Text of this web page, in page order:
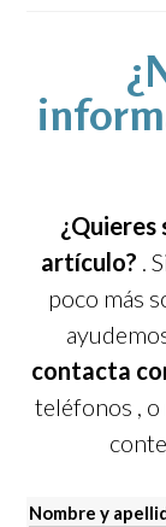
¿Quieres
artículo? .
poco más
contacta
teléfonos ,
Nombre y